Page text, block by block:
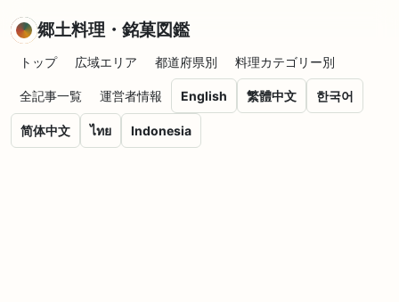
郷土料理・銘菓図鑑
トップ 広域エリア 都道府県別 料理カテゴリー別
全記事一覧 運営者情報 English 繁體中文 한국어
简体中文 ไทย Indonesia